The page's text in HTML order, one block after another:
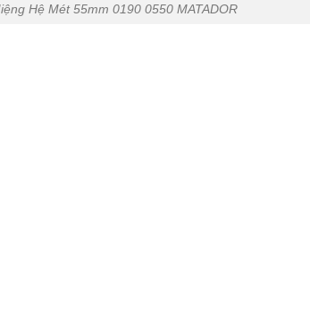
Hệ Mét 55mm 0190 0550 MATADOR